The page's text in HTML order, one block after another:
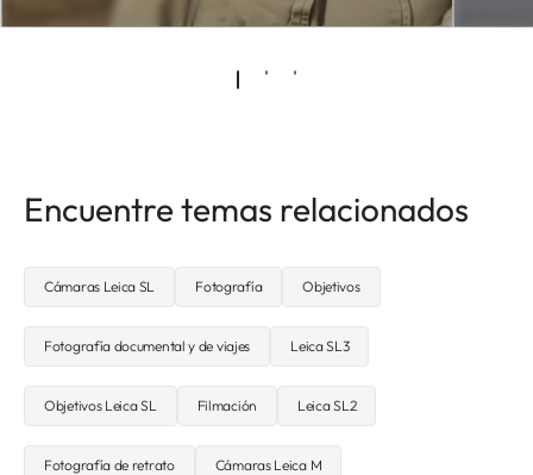
Encuentre temas relacionados
Cámaras Leica SL Fotografía Objetivos
Fotografía documental y de viajes Leica SL3
Objetivos Leica SL Filmación Leica SL2
Fotografía de retrato Cámaras Leica M